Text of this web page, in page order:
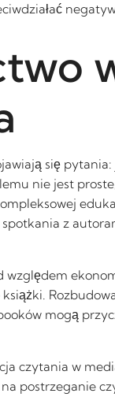
się
nie jest
z
mogą
czytania w
postrzeganie